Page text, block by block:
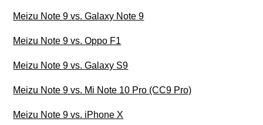
Meizu Note 9 vs. Galaxy Note 9
Meizu Note 9 vs. Oppo F1
Meizu Note 9 vs. Galaxy S9
Meizu Note 9 vs. Mi Note 10 Pro (CC9 Pro)
Meizu Note 9 vs. iPhone X